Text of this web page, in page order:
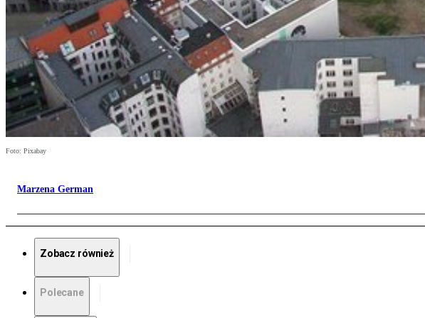
Foto: Pixabay
Marzena German
Zobacz również
Polecane